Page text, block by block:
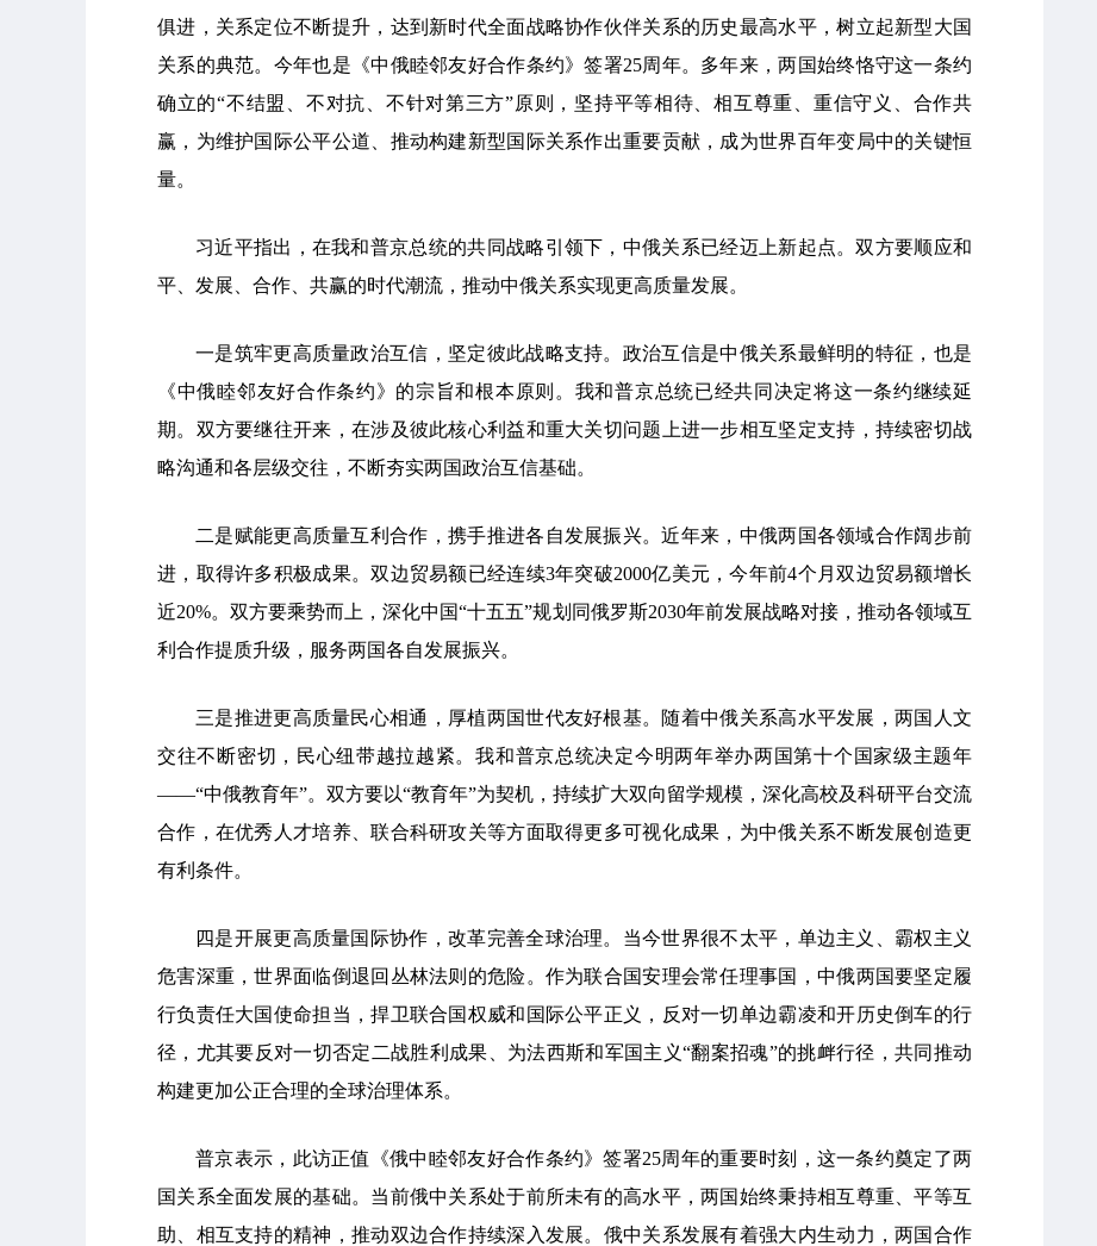
俱进，关系定位不断提升，达到新时代全面战略协作伙伴关系的历史最高水平，树立起新型大国
关系的典范。今年也是《中俄睦邻友好合作条约》签署25周年。多年来，两国始终恪守这一条约
确立的“不结盟、不对抗、不针对第三方”原则，坚持平等相待、相互尊重、重信守义、合作共
赢，为维护国际公平公道、推动构建新型国际关系作出重要贡献，成为世界百年变局中的关键恒
量。
习近平指出，在我和普京总统的共同战略引领下，中俄关系已经迈上新起点。双方要顺应和
平、发展、合作、共赢的时代潮流，推动中俄关系实现更高质量发展。
一是筑牢更高质量政治互信，坚定彼此战略支持。政治互信是中俄关系最鲜明的特征，也是
《中俄睦邻友好合作条约》的宗旨和根本原则。我和普京总统已经共同决定将这一条约继续延
期。双方要继往开来，在涉及彼此核心利益和重大关切问题上进一步相互坚定支持，持续密切战
略沟通和各层级交往，不断夯实两国政治互信基础。
二是赋能更高质量互利合作，携手推进各自发展振兴。近年来，中俄两国各领域合作阔步前
进，取得许多积极成果。双边贸易额已经连续3年突破2000亿美元，今年前4个月双边贸易额增长
近20%。双方要乘势而上，深化中国“十五五”规划同俄罗斯2030年前发展战略对接，推动各领域互
利合作提质升级，服务两国各自发展振兴。
三是推进更高质量民心相通，厚植两国世代友好根基。随着中俄关系高水平发展，两国人文
交往不断密切，民心纽带越拉越紧。我和普京总统决定今明两年举办两国第十个国家级主题年
——“中俄教育年”。双方要以“教育年”为契机，持续扩大双向留学规模，深化高校及科研平台交流
合作，在优秀人才培养、联合科研攻关等方面取得更多可视化成果，为中俄关系不断发展创造更
有利条件。
四是开展更高质量国际协作，改革完善全球治理。当今世界很不太平，单边主义、霸权主义
危害深重，世界面临倒退回丛林法则的危险。作为联合国安理会常任理事国，中俄两国要坚定履
行负责任大国使命担当，捍卫联合国权威和国际公平正义，反对一切单边霸凌和开历史倒车的行
径，尤其要反对一切否定二战胜利成果、为法西斯和军国主义“翻案招魂”的挑衅行径，共同推动
构建更加公正合理的全球治理体系。
普京表示，此访正值《俄中睦邻友好合作条约》签署25周年的重要时刻，这一条约奠定了两
国关系全面发展的基础。当前俄中关系处于前所未有的高水平，两国始终秉持相互尊重、平等互
助、相互支持的精神，推动双边合作持续深入发展。俄中关系发展有着强大内生动力，两国合作